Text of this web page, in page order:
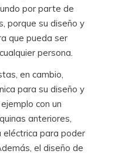
por parte de
porque su diseño y
que pueda ser
persona.
en cambio,
para su diseño y
con un
anteriores,
eléctrica para poder
el diseño de